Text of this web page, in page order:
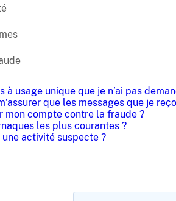
à usage unique que je n’ai pas
que les messages que je
mon compte contre la fraude ?
les plus courantes ?
activité suspecte ?